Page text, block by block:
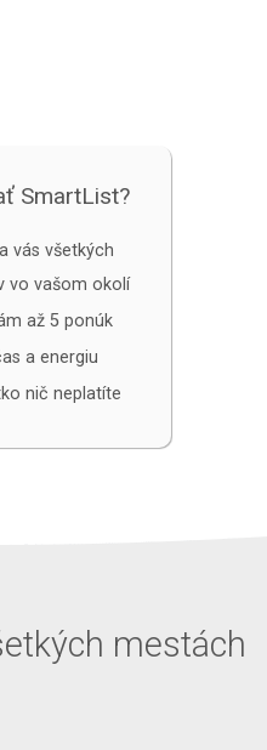
SmartList?
vás všetkých
vo vašom okolí
až 5 ponúk
a energiu
nič neplatíte
mestách